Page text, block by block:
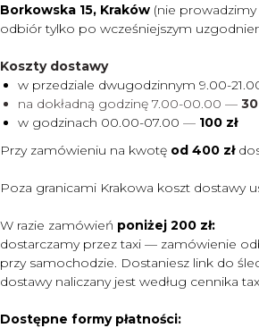
Borkowska 15, Kraków (nie
odbiór tylko po wcześniejszym
Koszty dostawy
w przedziale dwugodzinnym 9.00-
na dokładną godzinę 7.00-00.00 — 30
w godzinach 00.00-07.00 — 100 zł
Przy zamówieniu na kwotę od 400 zł
Poza granicami Krakowa koszt dostawy
W razie zamówień poniżej 200 zł:
dostarczamy przez taxi — zamówienie
przy samochodzie. Dostaniesz link do
dostawy naliczany jest według cennika
Dostępne formy płatności: